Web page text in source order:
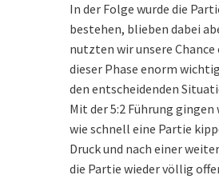
In der Folge wurde die
bestehen, blieben dabei
nutzten wir unsere
dieser Phase enorm
den entscheidenden
Mit der 5:2 Führung
wie schnell eine Partie
Druck und nach einer
die Partie wieder völlig